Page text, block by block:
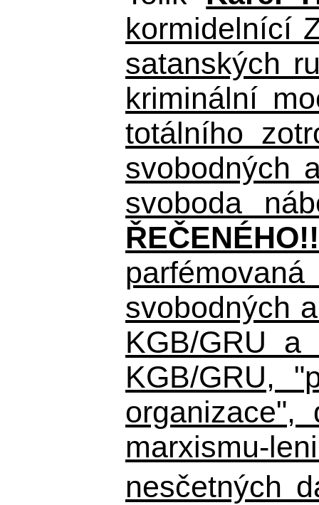
kormidelnící
satanských
kriminální
totálního
svobodných
svoboda
svobodných
KGB/GRU
KGB/GRU,
organizace",
marxismu-
nesčetných